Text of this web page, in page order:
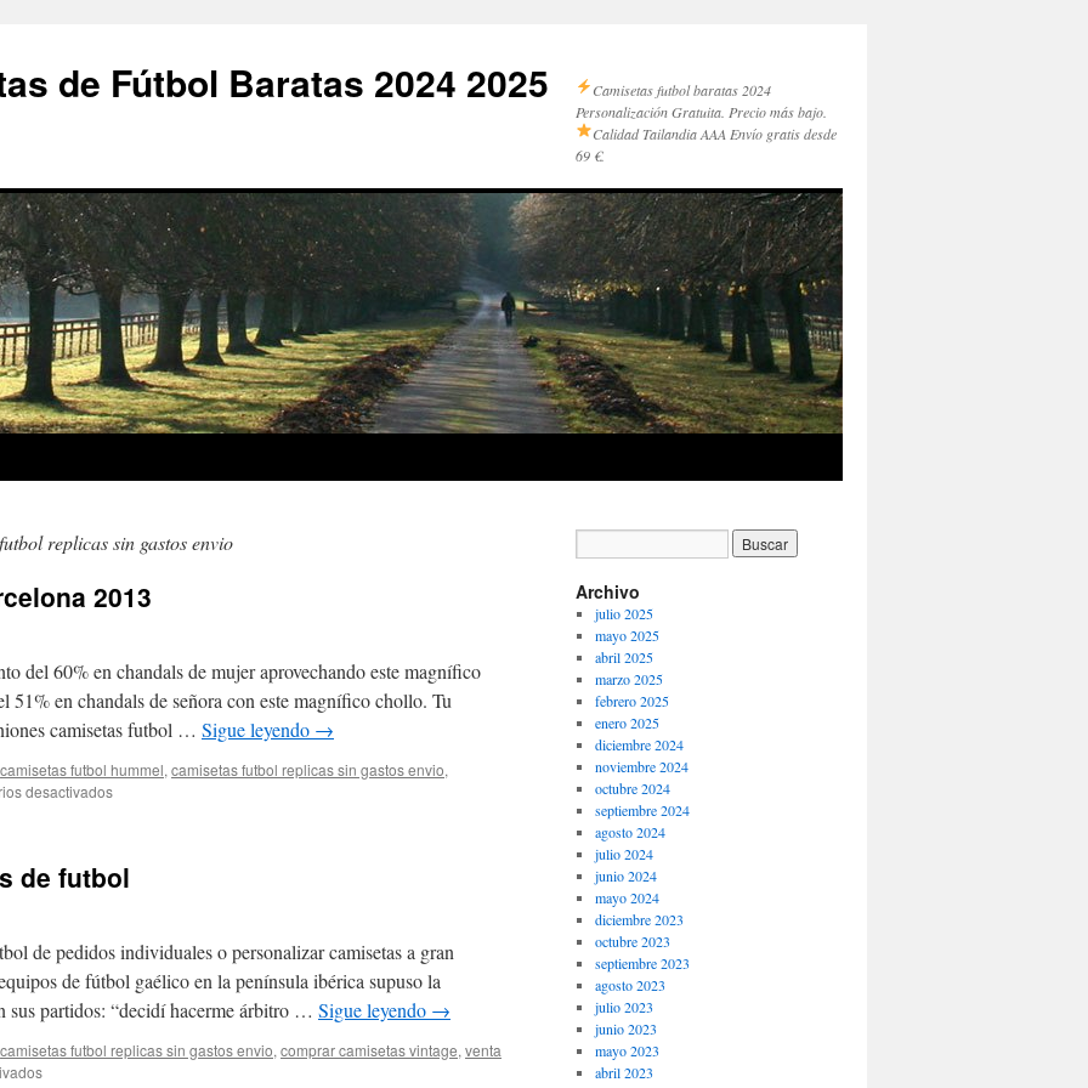
de Fútbol Baratas 2024 2025
Camisetas futbol baratas 2024
Personalización Gratuita. Precio más bajo.
Calidad Tailandia AAA Envío gratis desde
69 €.
replicas sin gastos envio
2013
del 60% en chandals de mujer aprovechando este magnífico
51% en chandals de señora con este magnífico chollo. Tu
camisetas futbol … Sigue leyendo →
camisetas futbol hummel, camisetas futbol replicas sin gastos envio,
desactivadosen
2013
de futbol
de pedidos individuales o personalizar camisetas a gran
de fútbol gaélico en la península ibérica supuso la
sus partidos: “decidí hacerme árbitro … Sigue leyendo →
camisetas futbol replicas sin gastos envio, comprar camisetas vintage, venta
en
Archivo
julio 2025
mayo 2025
abril 2025
marzo 2025
febrero 2025
enero 2025
diciembre 2024
noviembre 2024
octubre 2024
septiembre 2024
agosto 2024
julio 2024
junio 2024
mayo 2024
diciembre 2023
octubre 2023
septiembre 2023
agosto 2023
julio 2023
junio 2023
mayo 2023
abril 2023